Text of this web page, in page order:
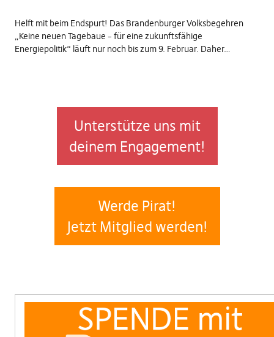
Helft mit beim Endspurt! Das Brandenburger Volksbegehren
„Keine neuen Tagebaue – für eine zukunftsfähige
Energiepolitik“ läuft nur noch bis zum 9. Februar. Daher…
Unterstütze uns mit
deinem Engagement!
Werde Pirat!
Jetzt Mitglied werden!